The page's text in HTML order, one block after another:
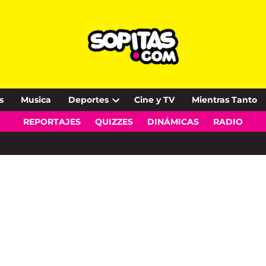
Musica Deportes
Open
dropdown
Cine y TV Mientras Tanto
REPORTAJES QUIZZES DINÁMICAS RADIO